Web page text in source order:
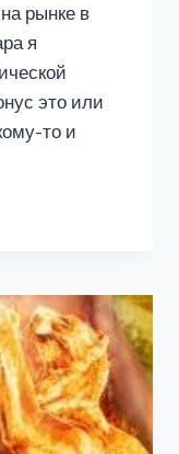
рынке в
я
это или
то и